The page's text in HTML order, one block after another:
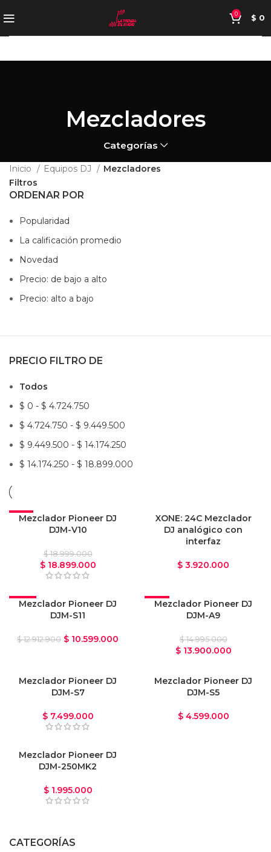
0 $ 0
Mezcladores
Categorías
CATEGORÍAS
Inicio Equipos DJ
Mezcladores
Filtros
ORDENAR POR
Popularidad
La calificación promedio
Novedad
Precio: de bajo a alto
Precio: alto a bajo
PRECIO FILTRO DE
Todos
$ 0 - $ 4.724.750
$ 4.724.750 - $ 9.449.500
$ 9.449.500 - $ 14.174.250
$ 14.174.250 - $ 18.899.000
-1%
Mezclador Pioneer DJ
DJM-V10
$18.999.000
$18.899.000
XONE: 24C Mezclador
DJ analógico con
interfaz
$ 3.920.000
-18%
Mezclador Pioneer DJ
DJM-S11
$12.912.900 $ 10.599.000
-7%
Mezclador Pioneer DJ
DJM-A9
$14.995.000
$13.900.000
VENDIDO
Mezclador Pioneer DJ
DJM-S7
$7.499.000
Mezclador Pioneer DJ
DJM-S5
$4.599.000
Mezclador Pioneer DJ
DJM-250MK2
$1.995.000